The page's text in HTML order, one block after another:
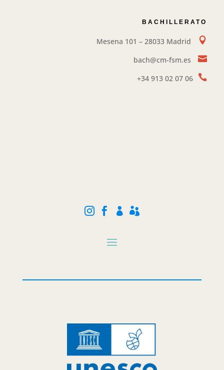
BACHILLERATO
Mesena 101 – 28033 Madrid 
bach@cm-fsm.es 
+34913 02 07 06 
   